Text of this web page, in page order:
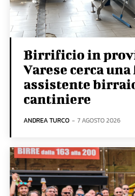
Birrificio in
Varese cerca
assistente
cantiniere
ANDREA TURCO - 7 AGOSTO 2026